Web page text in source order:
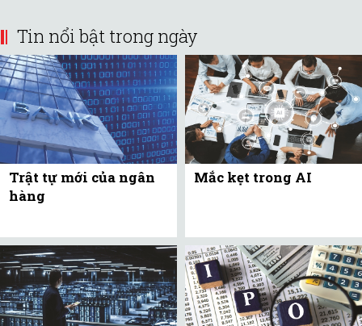
Tin nổi bật trong ngày
Trật tự mới của ngân
hàng
Mắc kẹt trong AI